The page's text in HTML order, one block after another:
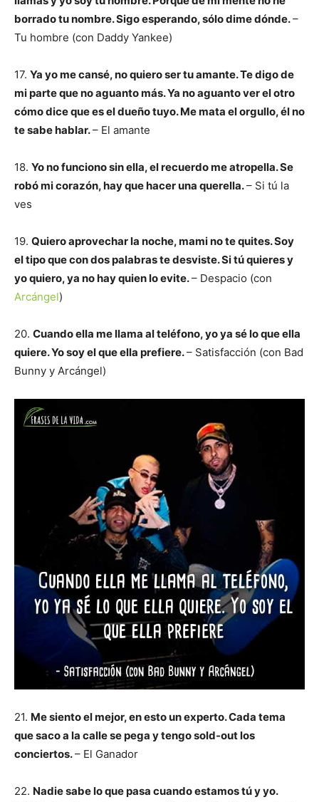
borrado tu nombre. Sigo esperando, sólo dime dónde.–
Tu hombre (con Daddy Yankee)
17. Ya yo me cansé, no quiero ser tu amante. Te digo de
mi parte que no aguanto más. Ya no aguanto ver el otro
cómo dice que es el dueño tuyo. Me mata el orgullo, él no
te sabe hablar.– El amante
18. Yo no funciono sin ella, el recuerdo me atropella. Se
robó mi corazón, hay que hacer una querella.– Si tú la
ves
19. Quiero aprovechar la noche, mami no te quites. Soy
el tipo que con dos palabras te desviste. Si tú quieres y
yo quiero, ya no hay quien lo evite.– Despacio (con
Arcángel)
20. Cuando ella me llama al teléfono, yo ya sé lo que ella
quiere. Yo soy el que ella prefiere.– Satisfacción (con Bad
Bunny y Arcángel)
21. Me siento el mejor, en esto un experto. Cada tema
que saco a la calle se pega y tengo sold-out los
conciertos.– El Ganador
22. Nadie sabe lo que pasa cuando estamos tú y yo.